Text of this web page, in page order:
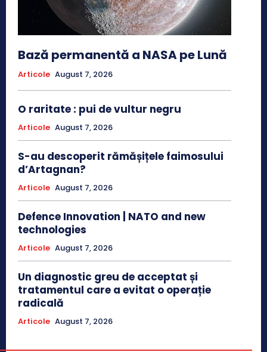
Bază permanentă a NASA pe Lună
Articole August 7, 2026
O raritate : pui de vultur negru
Articole August 7, 2026
S-au descoperit rămășițele faimosului
d’Artagnan?
Articole August 7, 2026
Defence Innovation | NATO and new
technologies
Articole August 7, 2026
Un diagnostic greu de acceptat și
tratamentul care a evitat o operație
radicală
Articole August 7, 2026